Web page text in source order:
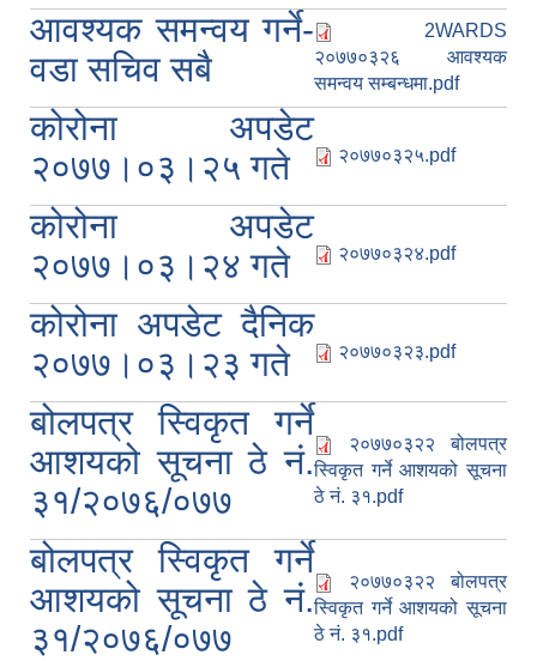
आवश्यक समन्वय गर्ने-
वडा सचिव सबै
2WARDS
२०७७०३२६ आवश्यक
समन्वय सम्बन्धमा.pdf
कोरोना अपडेट
२०७७।०३।२५ गते
२०७७०३२५.pdf
कोरोना अपडेट
२०७७।०३।२४ गते
२०७७०३२४.pdf
कोरोना अपडेट दैनिक
२०७७।०३।२३ गते
२०७७०३२३.pdf
बोलपत्र स्विकृत गर्ने
आशयको सूचना ठे नं.
३१/२०७६/०७७
२०७७०३२२ बोलपत्र
स्विकृत गर्ने आशयको सूचना
ठे नं. ३१.pdf
बोलपत्र स्विकृत गर्ने
आशयको सूचना ठे नं.
३१/२०७६/०७७
२०७७०३२२ बोलपत्र
स्विकृत गर्ने आशयको सूचना
ठे नं. ३१.pdf